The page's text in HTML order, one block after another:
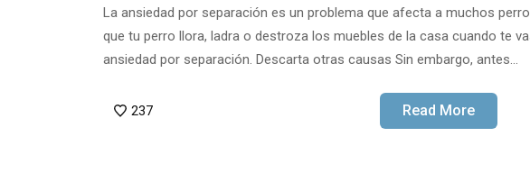
La ansiedad por separación es un problema que afecta a muchos
que tu perro llora, ladra o destroza los muebles de la casa cuando te
ansiedad por separación. Descarta otras causas Sin embargo, antes…
237 Read More